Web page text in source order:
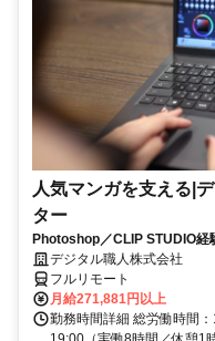
人気マンガを支える|
ター
Photoshop／CLIP STUDIO経
デジタル職人株式会社
フルリモート
月給271,881円以上
勤務時間詳細 総労働時間